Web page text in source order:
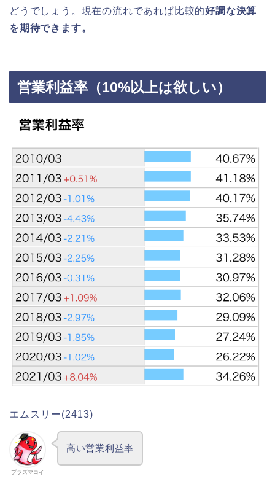
どうでしょう。現在の流れであれば比較的好調な決算
を期待できます。
営業利益率（10%以上は欲しい）
エムスリー(2413)
プラズマコイ
高い営業利益率